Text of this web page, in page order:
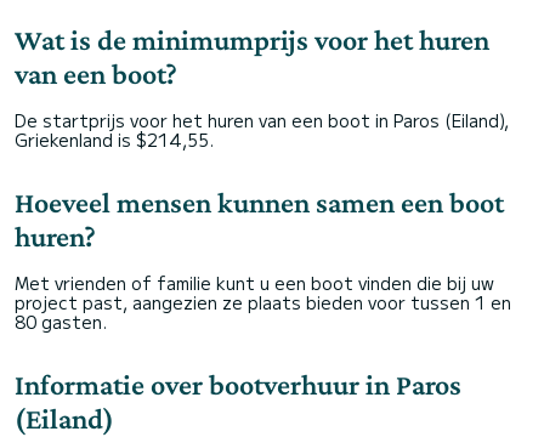
Wat is de minimumprijs voor het huren
van een boot?
De startprijs voor het huren van een boot in Paros (Eiland),
Griekenland is $214,55.
Hoeveel mensen kunnen samen een boot
huren?
Met vrienden of familie kunt u een boot vinden die bij uw
project past, aangezien ze plaats bieden voor tussen 1 en
80 gasten.
Informatie over bootverhuur in Paros
(Eiland)